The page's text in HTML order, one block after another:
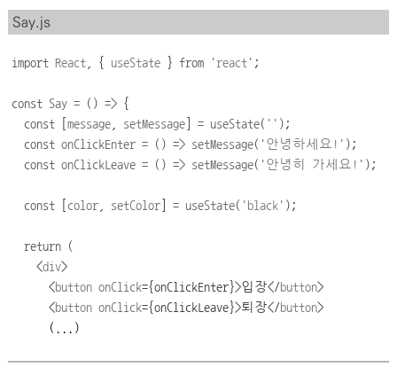
Say.js
import React { useState } from 'react ' ;
const Say = () => {
const
[message setMessage ] = useState( '' );
const onClickEnter = () => setMessage( ' 안녕하세요 ! ' );
const onClickLeave = () => setMessage( ' 안녕히 가세요 ! ' );
const color setColor ] = useState( ' black ' );
return (
<div>
      <
button onClick={onClickEnter}>입장</ button>
      <
button onClick={onClickLeave}>퇴장</ button>
      (...)